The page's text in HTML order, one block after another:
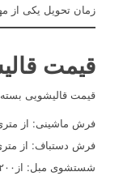
زمان تحویل یکی از
قیمت
قیمت قالیشویی
فرش ماشینی: از متری ۶۰
فرش دستباف: از متری ۱۰۰
شستشوی مبل: از۱۲۰۰ تومان ۷نفره